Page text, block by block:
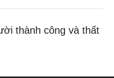
thành công và thất